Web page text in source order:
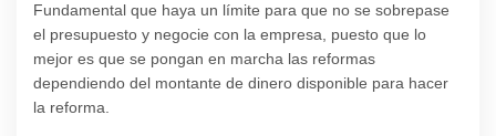
Fundamental que haya un límite para que no se sobrepase
el presupuesto y negocie con la empresa, puesto que lo
mejor es que se pongan en marcha las reformas
dependiendo del montante de dinero disponible para hacer
la reforma.